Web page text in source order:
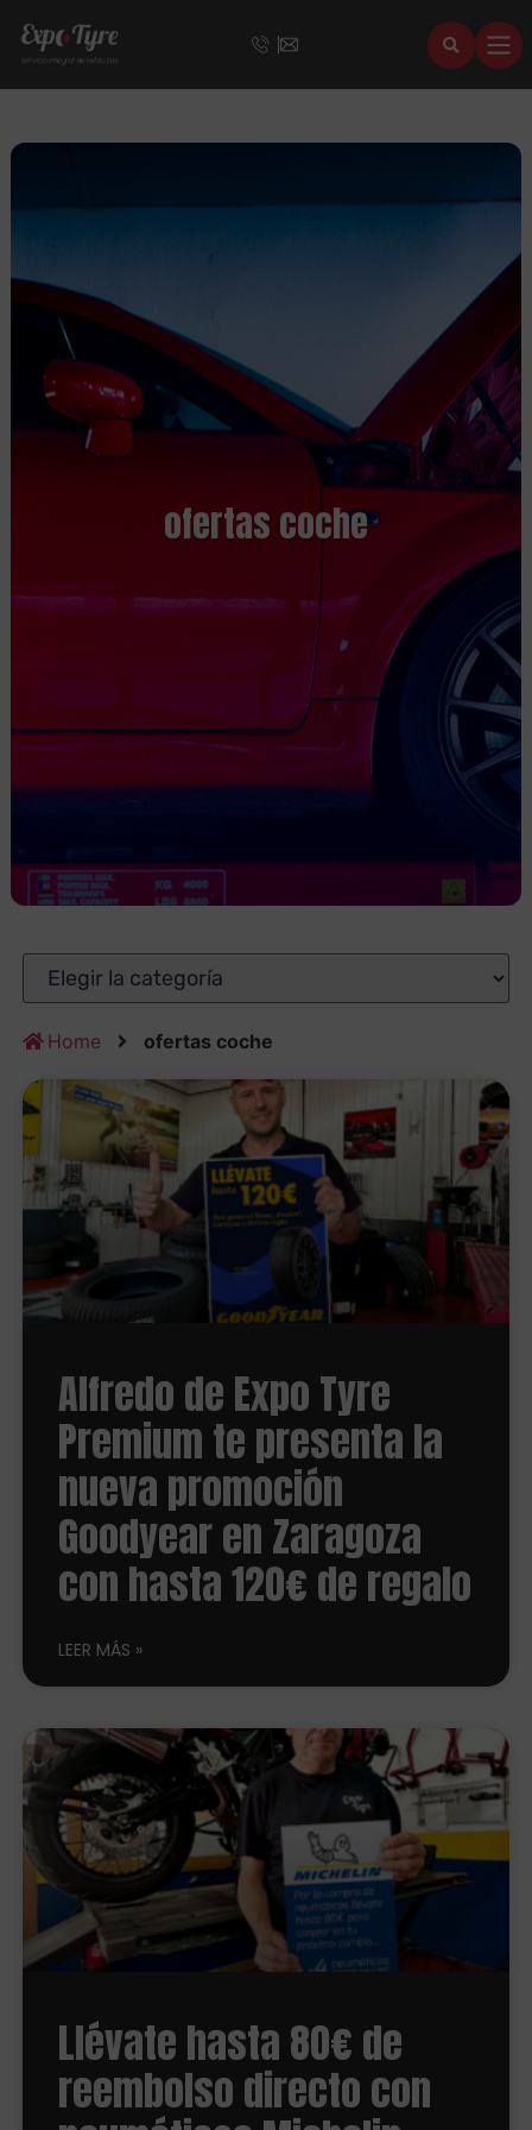
ofertas coche
Home ofertas coche
Alfredo de Expo Tyre
Premium te presenta la
nueva promoción
Goodyear en Zaragoza
con hasta 120€ de regalo
LEER MÁS
Llévate hasta 80€ de
reembolso directo con